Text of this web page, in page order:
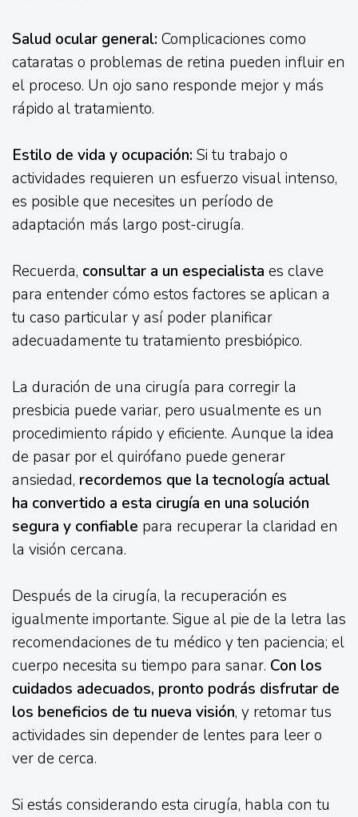
Salud ocular general: Complicaciones como
cataratas o problemas de retina pueden influir en
el proceso. Un ojo sano responde mejor y más
rápido al tratamiento.
Estilo de vida y ocupación: Si tu trabajo o
actividades requieren un esfuerzo visual intenso,
es posible que necesites un período de
adaptación más largo post-cirugía.
Recuerda, consultar a un especialista es clave
para entender cómo estos factores se aplican a
tu caso particular y así poder planificar
adecuadamente tu tratamiento presbiópico.
La duración de una cirugía para corregir la
presbicia puede variar, pero usualmente es un
procedimiento rápido y eficiente. Aunque la idea
de pasar por el quirófano puede generar
ansiedad, recordemos que la tecnología actual
ha convertido a esta cirugía en una solución
segura y confiable para recuperar la claridad en
la visión cercana.
Después de la cirugía, la recuperación es
igualmente importante. Sigue al pie de la letra las
recomendaciones de tu médico y ten paciencia; el
cuerpo necesita su tiempo para sanar. Con los
cuidados adecuados, pronto podrás disfrutar de
los beneficios de tu nueva visión, y retomar tus
actividades sin depender de lentes para leer o
ver de cerca.
Si estás considerando esta cirugía, habla con tu